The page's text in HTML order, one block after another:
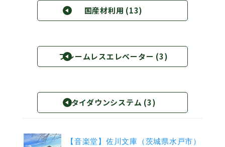
モッケン便り
トピックス一覧
イベントレポート一覧
国産材利用 (13)
フレームレスエレベーター (3)
タイダウンシステム (3)
【音楽堂】佐川文庫（茨城県水戸市）